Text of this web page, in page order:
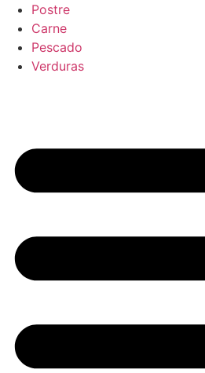
Postre
Carne
Pescado
Verduras